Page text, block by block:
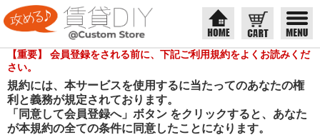
ご利用規約
【重要】 会員登録をされる前に、下記ご利用規約をよくお読みくだ
さい。
規約には、本サービスを使用するに当たってのあなたの権
利と義務が規定されております。
「同意して会員登録へ」ボタン をクリックすると、あなた
が本規約の全ての条件に同意したことになります。